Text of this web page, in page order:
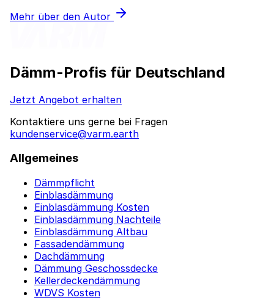
Mehr über den Autor
Dämm-Profis für Deutschland
Jetzt Angebot erhalten
Kontaktiere uns gerne bei Fragen
kundenservice@varm.earth
Allgemeines
Dämmpflicht
Einblasdämmung
Einblasdämmung Kosten
Einblasdämmung Nachteile
Einblasdämmung Altbau
Fassadendämmung
Dachdämmung
Dämmung Geschossdecke
Kellerdeckendämmung
WDVS Kosten